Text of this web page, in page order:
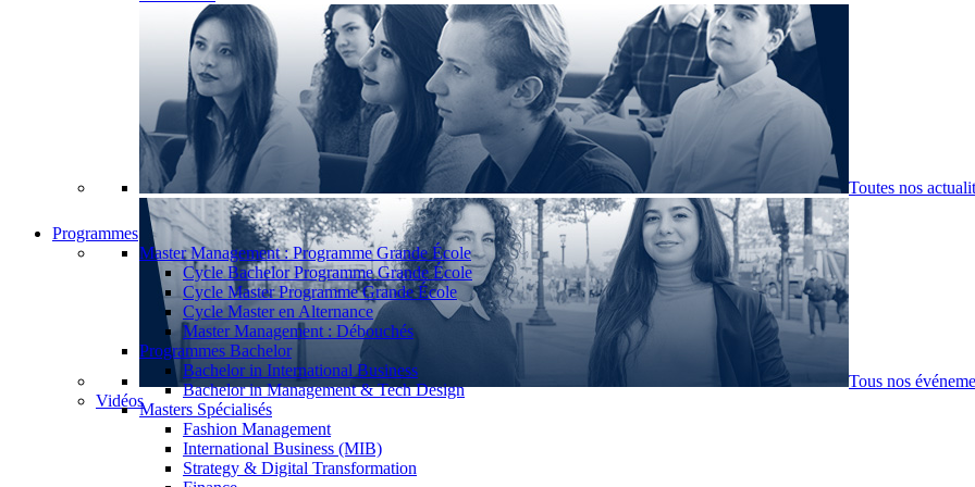
Toutes nos
Tous nos
Vidéos
Programmes
Master Management : Programme Grande École
Cycle Bachelor Programme Grande École
Cycle Master Programme Grande École
Cycle Master en Alternance
Master Management : Débouchés
Programmes Bachelor
Bachelor in International Business
Bachelor in Management & Tech Design
Masters Spécialisés
Fashion Management
International Business (MIB)
Strategy & Digital Transformation